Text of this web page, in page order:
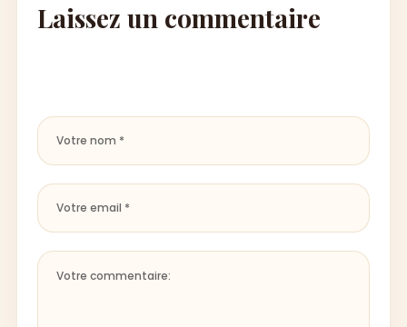
Laissez un commentaire